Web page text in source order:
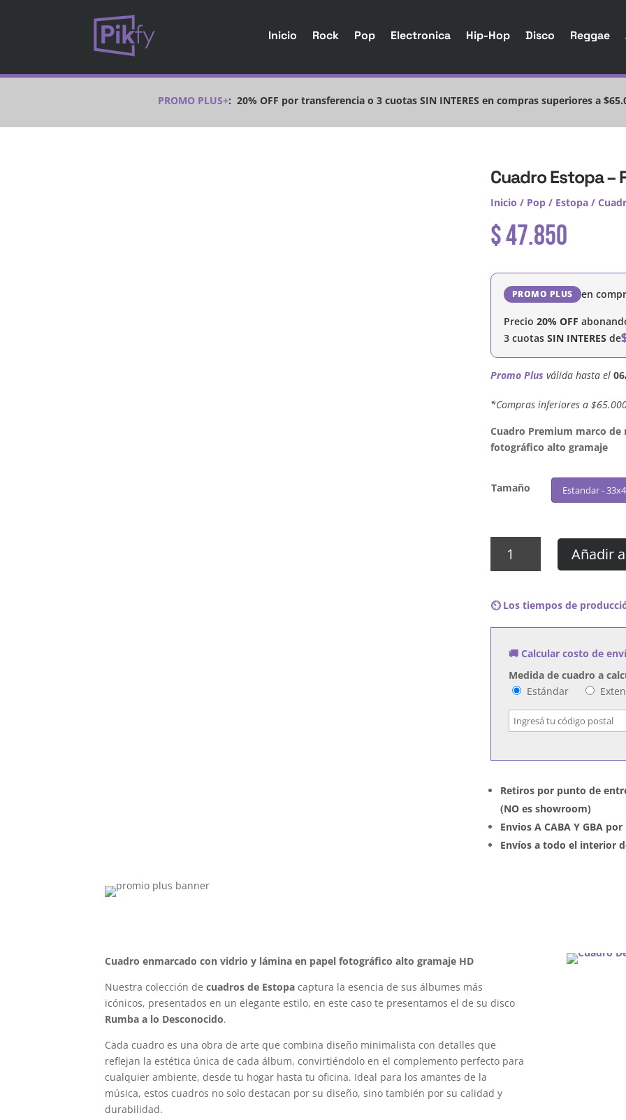
Inicio Rock Pop Electronica Hip-Hop Disco Reggae
PROMO PLUS+: 20% OFF por transferencia o 3 cuotas SIN INTERES en compras superiores a
Cuadro Estopa –
Inicio / Pop/ Estopa/
$47.850
PROMO PLUS en
Precio 20% OFF
3 cuotas SIN INTERES de
Promo Plus válida hasta el
´*Compras inferiores a
Cuadro Premium marco
fotográfico alto gramaje
Tamaño Estandar -
Estopa
a
lo
cantidad
Añadir
⏲️ Los tiempos de
🚚 Calcular costo de
Medida de cuadro a
Estándar
Retiros por punto de
(NO es showroom)
Envios A CABA Y GBA
Envíos a todo el interior
Cuadro enmarcado con vidrio y lámina en papel fotográfico alto gramaje HD
Nuestra colección decuadros de Estopa captura la esencia de sus álbumes más
icónicos, presentados en un elegante estilo, en este caso te presentamos el de su disco
Rumba a lo Desconocido.
Cada cuadro es una obra de arte que combina diseño minimalista con detalles que
reflejan la estética única de cada álbum, convirtiéndolo en el complemento perfecto para
cualquier ambiente, desde tu hogar hasta tu oficina. Ideal para los amantes de la
música, estos cuadros no solo destacan por su diseño, sino también por su calidad y
durabilidad.